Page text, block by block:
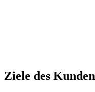
Ziele des Kunden